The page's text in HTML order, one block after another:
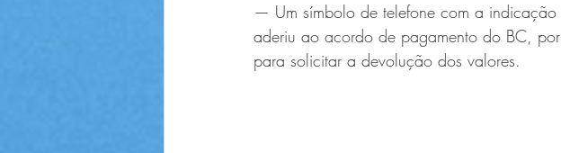
— Um símbolo de telefone com a indicação
aderiu ao acordo de pagamento do BC,
para solicitar a devolução dos valores.